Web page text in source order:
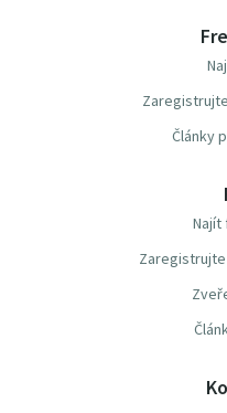
Články
Najít